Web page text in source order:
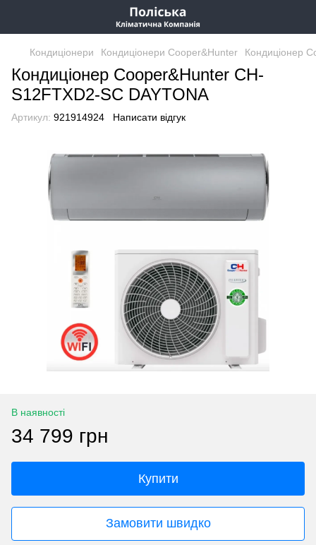
Кондиціонери Кондиціонери Cooper&Hunter Кондиціонер
Кондиціонер Cooper&Hunter CH-
S12FTXD2-SC DAYTONA
Артикул: 921914924 Написати відгук
В наявності
34 799 грн
Купити
Замовити швидко